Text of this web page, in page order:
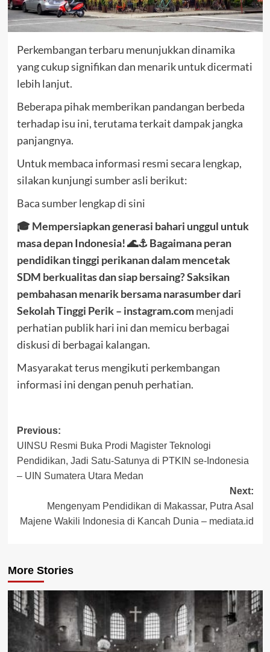
Perkembangan terbaru menunjukkan dinamika
yang cukup signifikan dan menarik untuk dicermati
lebih lanjut.
Beberapa pihak memberikan pandangan berbeda
terhadap isu ini, terutama terkait dampak jangka
panjangnya.
Untuk membaca informasi resmi secara lengkap,
silakan kunjungi sumber asli berikut:
Baca sumber lengkap di sini
🎓 Mempersiapkan generasi bahari unggul untuk
masa depan Indonesia! 🌊⚓ Bagaimana peran
pendidikan tinggi perikanan dalam mencetak
SDM berkualitas dan siap bersaing? Saksikan
pembahasan menarik bersama narasumber dari
Sekolah Tinggi Perik – instagram.commenjadi
perhatian publik hari ini dan memicu berbagai
diskusi di berbagai kalangan.
Masyarakat terus mengikuti perkembangan
informasi ini dengan penuh perhatian.
Post
navigation
Previous:
UINSU Resmi Buka Prodi Magister Teknologi
Pendidikan, Jadi Satu-Satunya di PTKIN se-Indonesia
– UIN Sumatera Utara Medan
Next:
Mengenyam Pendidikan di Makassar, Putra Asal
Majene Wakili Indonesia di Kancah Dunia – mediata.id
More Stories